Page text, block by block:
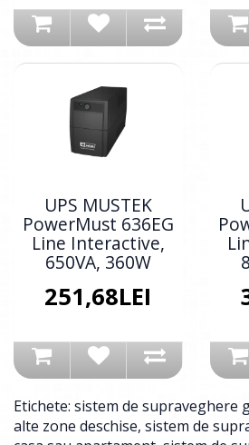
UPS MUSTEK
PowerMust 636EG
Line Interactive,
650VA, 360W
251,68LEI
Etichete: sistem de supraveghere
alte zone deschise, sistem de